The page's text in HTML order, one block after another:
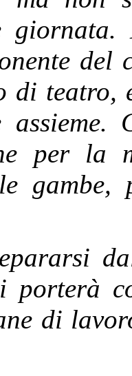
del
di
assieme.
per la
gambe,
porterà
di